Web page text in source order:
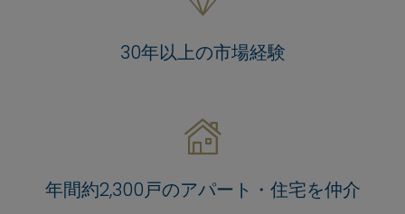
30年以上の市場経験
年間約2,300戸のアパート・住宅を仲介